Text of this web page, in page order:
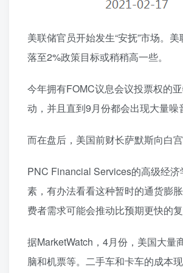
美联储官员开始发生“安抚”市场。
落至2%政策目标或稍稍高一些。
今年拥有FOMC议息会议投票权的
动，并且直到9月份都会出现大量噪
而在盘后，美国前财长萨默斯向白
PNC Financial Services的高级经
素，有办法看看这种暂时的通货膨
费者需求可能会推动比预期更快的
据MarketWatch，4月份，美国大
脑和机票等。二手车和卡车的成本